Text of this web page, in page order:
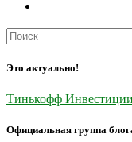
Это актуально!
Тинькофф
Официальная группа